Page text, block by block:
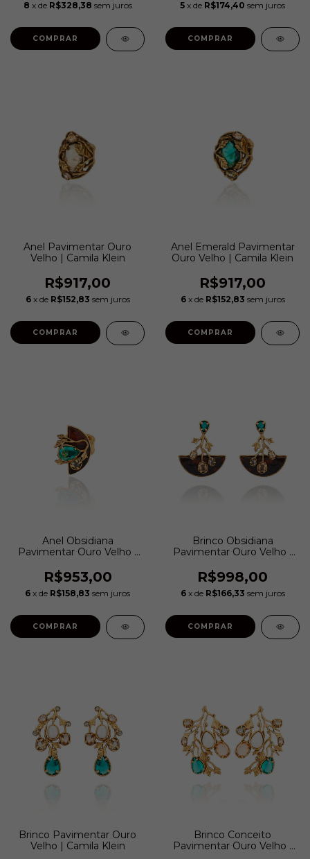
8 x de R$328,38 sem juros
COMPRAR
5 x de R$174,40 sem juros
COMPRAR
Anel Pavimentar Ouro
Velho | Camila Klein
R$917,00
6 x de R$152,83 sem juros
COMPRAR
Anel Emerald Pavimentar
Ouro Velho | Camila Klein
R$917,00
6 x de R$152,83 sem juros
COMPRAR
Anel Obsidiana
Pavimentar Ouro Velho |
R$953,00
6 x de R$158,83 sem juros
COMPRAR
Brinco Obsidiana
Pavimentar Ouro Velho |
R$998,00
6 x de R$166,33 sem juros
COMPRAR
Brinco Pavimentar Ouro
Velho | Camila Klein
Brinco Conceito
Pavimentar Ouro Velho |